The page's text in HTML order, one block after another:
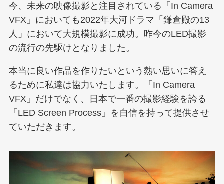
今、未来の映像撮影と注目されている「In Camera
VFX」においても2022年大河ドラマ「鎌倉殿の13
人」において大規模撮影に成功。昨今のLED撮影
の流行の先駆けとなりました。
本当に良い作品を作りたいという熱い思いに答え
るために私達は協力いたします。「In Camera
VFX」だけでなく、日本で一番の撮影経験を誇る
「LED Screen Process」を自信を持って提供させ
ていただきます。